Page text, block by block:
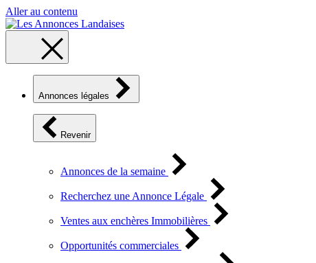
Aller au contenu
Annonces légales
Revenir
Annonces de la semaine
Recherchez une Annonce Légale
Ventes aux enchères Immobilières
Opportunités commerciales